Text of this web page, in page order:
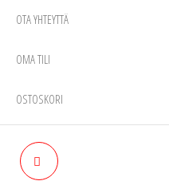
OTA YHTEYTTÄ
OMA TILI
OSTOSKORI
MUUMI KUORET IPHONE 6